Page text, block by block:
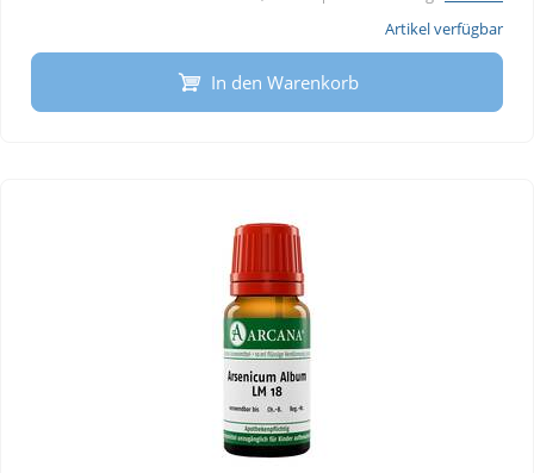
Artikel verfügbar
In den Warenkorb